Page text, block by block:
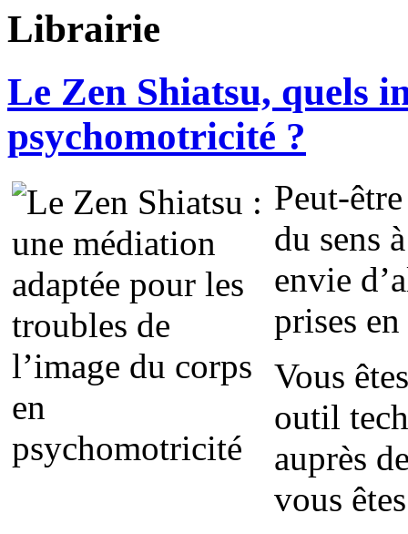
Librairie
Le Zen Shiatsu, quels
psychomotricité ?
Peut-
du sens
envie
prises
Vous
outil
auprès
vous